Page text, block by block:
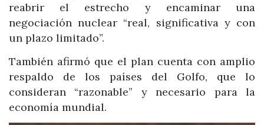
reabrir el estrecho y encaminar una
negociación nuclear “real, significativa y con
un plazo limitado”.
También afirmó que el plan cuenta con amplio
respaldo de los países del Golfo, que lo
consideran “razonable” y necesario para la
economía mundial.